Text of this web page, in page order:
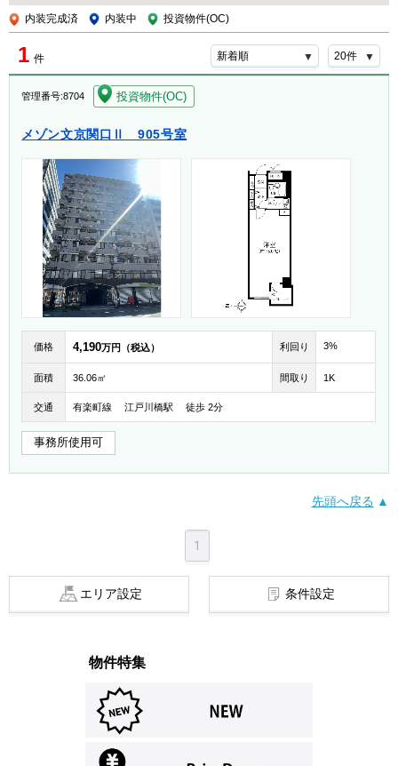
内装完成済 内装中 投資物件(OC)
1 件
管理番号:8704 投資物件(OC)
メゾン文京関口Ⅱ 905号室
価格 4,190万円（税込） 利回り 3%
面積 36.06㎡ 間取り 1K
交通 有楽町線 江戸川橋駅 徒歩 2分
事務所使用可
[004]
先頭へ戻る
1
エリア設定 条件設定
物件特集